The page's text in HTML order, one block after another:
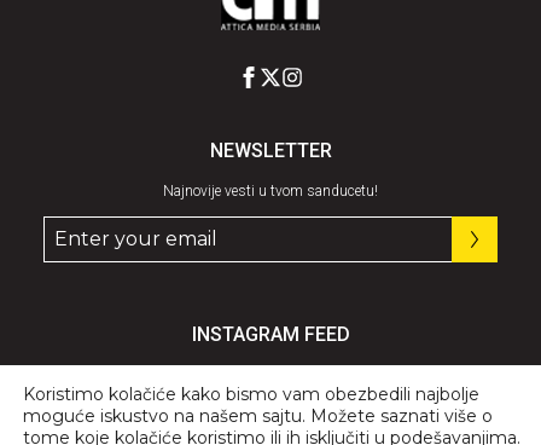
NEWSLETTER
Najnovije vesti u tvom sanducetu!
INSTAGRAM FEED
Koristimo kolačiće kako bismo vam obezbedili najbolje
moguće iskustvo na našem sajtu. Možete saznati više o
tome koje kolačiće koristimo ili ih isključiti u podešavanjima.